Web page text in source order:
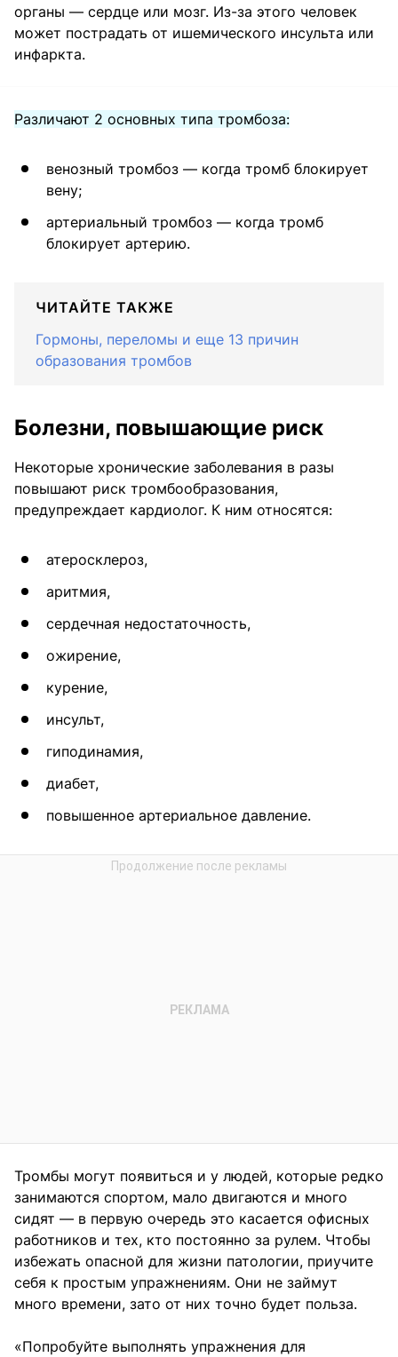
органы — сердце или мозг. Из-за этого человек
может пострадать от ишемического инсульта или
инфаркта.
Различают 2 основных типа тромбоза:
венозный тромбоз — когда тромб блокирует
вену;
артериальный тромбоз — когда тромб
блокирует артерию.
ЧИТАЙТЕ ТАКЖЕ
Гормоны, переломы и еще 13 причин
образования тромбов
Болезни, повышающие риск
Некоторые хронические заболевания в разы
повышают риск тромбообразования,
предупреждает кардиолог. К ним относятся:
атеросклероз,
аритмия,
сердечная недостаточность,
ожирение,
курение,
инсульт,
гиподинамия,
диабет,
повышенное артериальное давление.
Тромбы могут появиться и у людей, которые редко
занимаются спортом, мало двигаются и много
сидят — в первую очередь это касается офисных
работников и тех, кто постоянно за рулем. Чтобы
избежать опасной для жизни патологии, приучите
себя к простым упражнениям. Они не займут
много времени, зато от них точно будет польза.
«Попробуйте выполнять упражнения для